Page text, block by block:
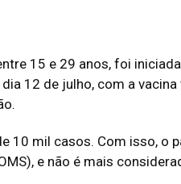
15 e 29 anos, foi
12 de julho, com a
10 mil casos. Com isso, o
e não é mais